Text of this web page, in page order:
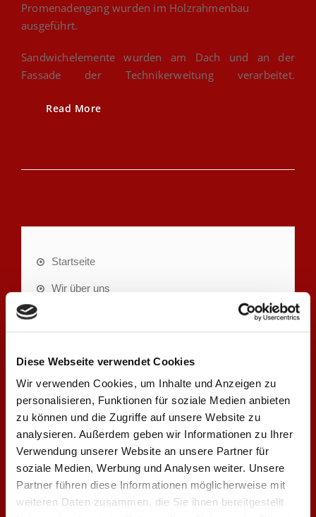
Diese Webseite verwendet Cookies
Wir verwenden Cookies, um Inhalte und Anzeigen zu
personalisieren, Funktionen für soziale Medien anbieten
zu können und die Zugriffe auf unsere Website zu
analysieren. Außerdem geben wir Informationen zu Ihrer
Verwendung unserer Website an unsere Partner für
soziale Medien, Werbung und Analysen weiter. Unsere
Partner führen diese Informationen möglicherweise mit
weiteren Daten zusammen, die Sie ihnen bereitgestellt
Promenadengang wurden im Holzrahmenbau
ausgeführt.
Sandwichelemente wurden am Dach und an der
Fassade der Technikerweitung verarbeitet.
Read More
Startseite
Wir über uns
Referenzen
Dachstuhl – Neubau
Erweiterung – Umbau
Fassadenbekleidungen
Sanierung – Denkmal